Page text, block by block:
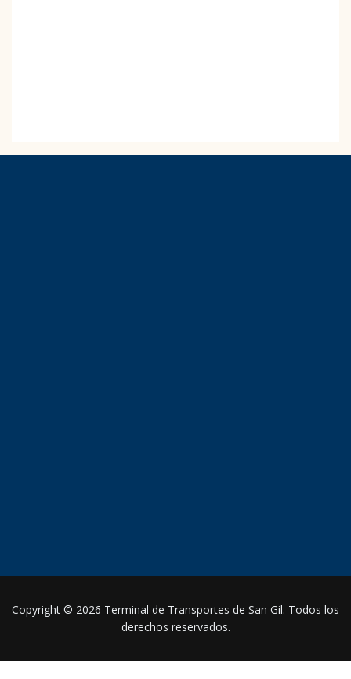
Copyright © 2026 Terminal de Transportes de San Gil. Todos los
derechos reservados.